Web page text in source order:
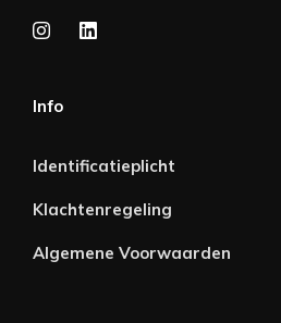
Info
Identificatieplicht
Klachtenregeling
Algemene Voorwaarden